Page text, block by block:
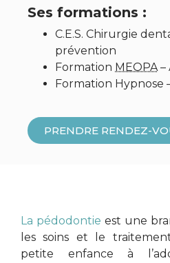
Ses formations :
C.E.S. Chirurgie
prévention
Formation MEOPA–
Formation Hypnose
PRENDRE RENDEZ-
La pédodontie est une
les soins et le
petite enfance à